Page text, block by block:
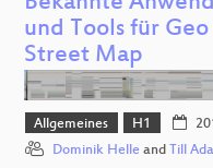
und Tools für
Street Map
Allgemeines H1
Dominik Helle and Till